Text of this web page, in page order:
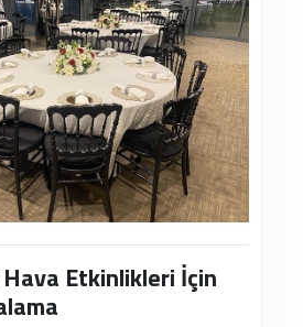
Hava Etkinlikleri İçin